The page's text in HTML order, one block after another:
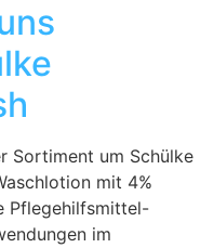
Sortiment um Schülke
mit 4%
Pflegehilfsmittel-
im